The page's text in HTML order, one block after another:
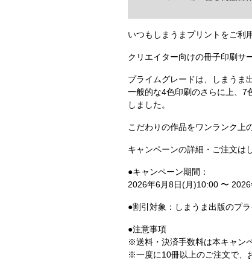
いつもしまうまプリントをご利
クリエイター向けの冊子印刷サ
プライムグレードは、しまうま
一般的な4色印刷のさらに上、7
しました。
こだわりの作品をワンランク上
キャンペーンの詳細・ご注文は
●キャンペーン期間：
2026年6月8日(月)10:00 〜
●割引対象：しまうま出版のプ
●注意事項
※送料・決済手数料は本キャン
※一度に10冊以上のご注文で、